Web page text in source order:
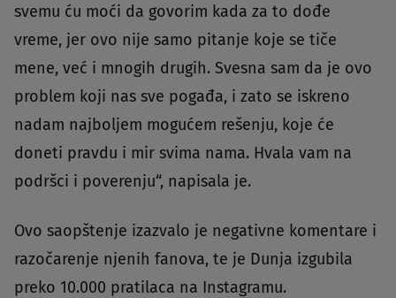
svemu ću moći da govorim kada za to dođe
vreme, jer ovo nije samo pitanje koje se tiče
mene, već i mnogih drugih. Svesna sam da je ovo
problem koji nas sve pogađa, i zato se iskreno
nadam najboljem mogućem rešenju, koje će
doneti pravdu i mir svima nama. Hvala vam na
podršci i poverenju“, napisala je.
Ovo saopštenje izazvalo je negativne komentare i
razočarenje njenih fanova, te je Dunja izgubila
preko 10.000 pratilaca na Instagramu.